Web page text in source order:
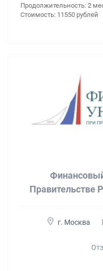
Продолжительность: 2
Стоимость: 11550 рублей
Правительстве
г. Москва